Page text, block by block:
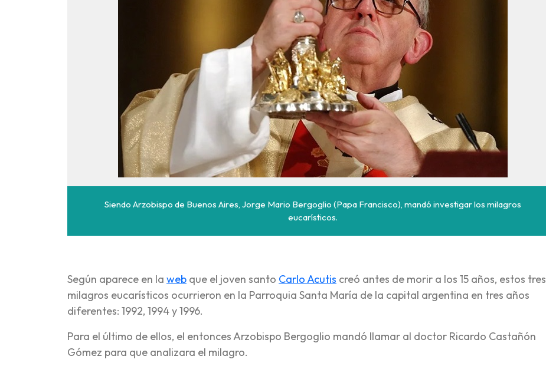
Siendo Arzobispo de Buenos Aires, Jorge Mario Bergoglio (Papa Francisco), mandó investigar los milagros
eucarísticos.
Según aparece en la web que el joven santo Carlo Acutis creó antes de morir a los 15 años, estos tres
milagros eucarísticos ocurrieron en la Parroquia Santa María de la capital argentina en tres años
diferentes: 1992, 1994 y 1996.
Para el último de ellos, el entonces Arzobispo Bergoglio mandó llamar al doctor Ricardo Castañón
Gómez para que analizara el milagro.